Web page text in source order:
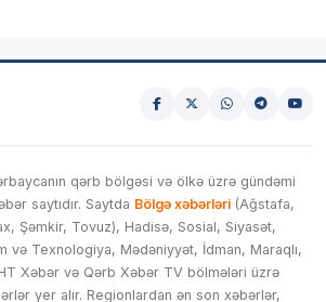
qərb bölgəsi və ölkə üzrə gündəmi
saytıdır. Saytda Bölgə xəbərləri (Ağstafa,
Şəmkir, Tovuz), Hadisə, Sosial, Siyasət,
və Texnologiya, Mədəniyyət, İdman, Maraqlı,
Xəbər və Qərb Xəbər TV bölmələri üzrə
yer alır. Regionlardan ən son xəbərlər,